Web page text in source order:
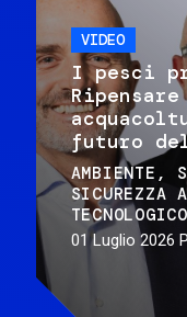
VIDEO
I pesci
futuro
AMBIENTE
SICUREZZA
01 Luglio 2026